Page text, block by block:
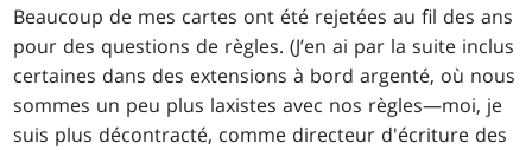
Beaucoup de mes cartes ont été rejetées au fil des ans
pour des questions de règles. (J’en ai par la suite inclus
certaines dans des extensions à bord argenté, où nous
sommes un peu plus laxistes avec nos règles—moi, je
suis plus décontracté, comme directeur d'écriture des